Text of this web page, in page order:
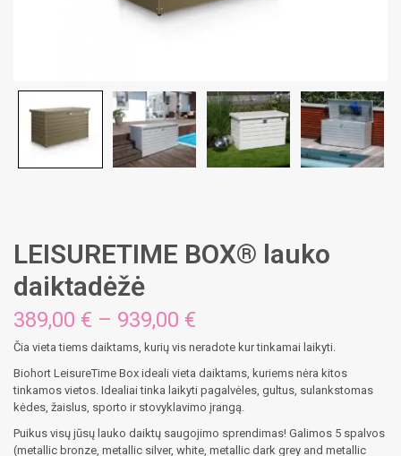
LEISURETIME BOX® lauko
daiktadėžė
389,00 € – 939,00 €
range:
389,00 €
through
939,00 €
Čia vieta tiems daiktams, kurių vis neradote kur tinkamai laikyti.
Biohort LeisureTime Box ideali vieta daiktams, kuriems nėra kitos
tinkamos vietos. Idealiai tinka laikyti pagalvėles, gultus, sulankstomas
kėdes, žaislus, sporto ir stovyklavimo įrangą.
Puikus visų jūsų lauko daiktų saugojimo sprendimas! Galimos 5 spalvos
(metallic bronze, metallic silver, white, metallic dark grey and metallic